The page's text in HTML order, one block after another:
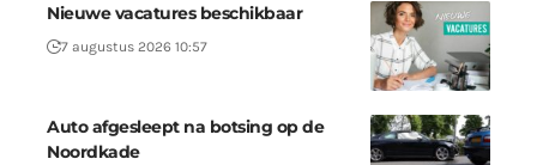
Nieuwe vacatures beschikbaar
7 augustus 2026 10:57
Auto afgesleept na botsing op de
Noordkade